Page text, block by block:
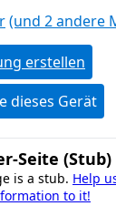
(und 2 andere
erstellen
dieses Gerät
Seite (Stub)
is a stub. Help
to it!